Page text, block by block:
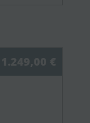
1.249,00 €